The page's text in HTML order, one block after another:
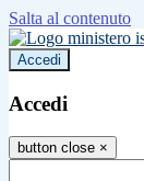
Salta al contenuto
Accedi
Accedi
button close ×